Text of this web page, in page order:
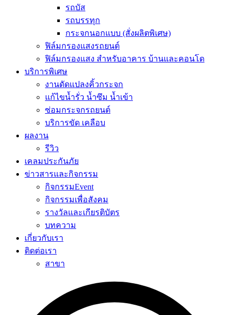
รถบัส
รถบรรทุก
กระจกนอกแบบ (สั่งผลิตพิเศษ)
ฟิล์มกรองแสงรถยนต์
ฟิล์มกรองแสง สำหรับอาคาร บ้านและคอนโด
บริการพิเศษ
งานดัดแปลงคิ้วกระจก
แก้ไขน้ำรั่ว น้ำซึม น้ำเข้า
ซ่อมกระจกรถยนต์
บริการขัด เคลือบ
ผลงาน
รีวิว
เคลมประกันภัย
ข่าวสารและกิจกรรม
กิจกรรมEvent
กิจกรรมเพื่อสังคม
รางวัลและเกียรติบัตร
บทความ
เกี่ยวกับเรา
ติดต่อเรา
สาขา